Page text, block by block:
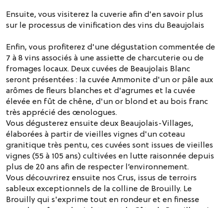
Ensuite, vous visiterez la cuverie afin d'en savoir plus
sur le processus de vinification des vins du Beaujolais
Enfin, vous profiterez d'une dégustation commentée de
7 à 8 vins associés à une assiette de charcuterie ou de
fromages locaux. Deux cuvées de Beaujolais Blanc
seront présentées : la cuvée Ammonite d'un or pâle aux
arômes de fleurs blanches et d'agrumes et la cuvée
élevée en fût de chêne, d'un or blond et au bois franc
très apprécié des œnologues.
Vous dégusterez ensuite deux Beaujolais-Villages,
élaborées à partir de vieilles vignes d'un coteau
granitique très pentu, ces cuvées sont issues de vieilles
vignes (55 à 105 ans) cultivées en lutte raisonnée depuis
plus de 20 ans afin de respecter l’environnement.
Vous découvrirez ensuite nos Crus, issus de terroirs
sableux exceptionnels de la colline de Brouilly. Le
Brouilly qui s'exprime tout en rondeur et en finesse